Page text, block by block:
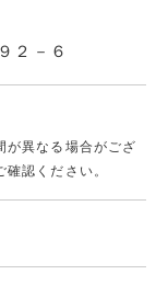
２－６
異なる場合がござ
認ください。